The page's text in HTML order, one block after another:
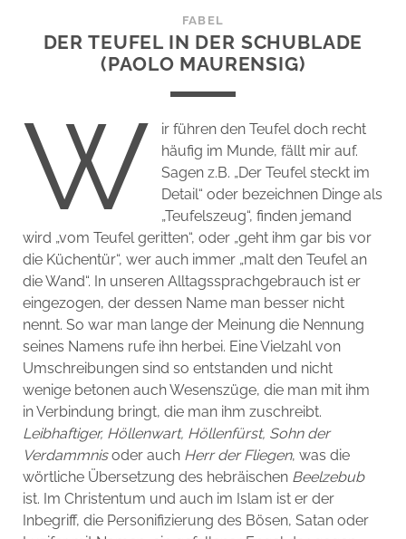
FABEL
DER TEUFEL IN DER SCHUBLADE
(PAOLO MAURENSIG)
W
ir führen den Teufel doch recht
häufig im Munde, fällt mir auf.
Sagen z.B. „Der Teufel steckt im
Detail“ oder bezeichnen Dinge als
„Teufelszeug“, finden jemand
wird „vom Teufel geritten“, oder „geht ihm gar bis vor
die Küchentür“, wer auch immer „malt den Teufel an
die Wand“. In unseren Alltagssprachgebrauch ist er
eingezogen, der dessen Name man besser nicht
nennt. So war man lange der Meinung die Nennung
seines Namens rufe ihn herbei. Eine Vielzahl von
Umschreibungen sind so entstanden und nicht
wenige betonen auch Wesenszüge, die man mit ihm
in Verbindung bringt, die man ihm zuschreibt.
Leibhaftiger, Höllenwart, Höllenfürst, Sohn der
Verdammnisoder auch Herr der Fliegen, was die
wörtliche Übersetzung des hebräischen Beelzebub
ist. Im Christentum und auch im Islam ist er der
Inbegriff, die Personifizierung des Bösen, Satan oder